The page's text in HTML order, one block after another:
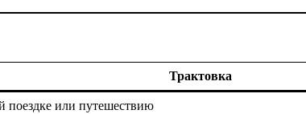
Трактовка
поездке или путешествию